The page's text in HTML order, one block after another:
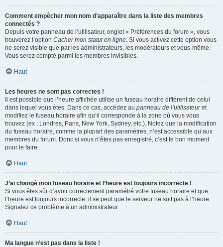
Comment empêcher mon nom d’apparaître dans la liste des membres
connectés ?
Depuis votre panneau de l’utilisateur, onglet « Préférences du forum », vous
trouverez l’option Cacher mon statut en ligne. Si vous activez cette option vous
ne serez visible que par les administrateurs, les modérateurs et vous-même.
Vous serez compté parmi les membres invisibles.
Haut
Les heures ne sont pas correctes !
Il est possible que l’heure affichée utilise un fuseau horaire différent de celui
dans lequel vous êtes. Dans ce cas, accédez au panneau de l’utilisateuret
modifiez le fuseau horaire afin qu’il corresponde à la zone où vous vous
trouvez (ex : Londres, Paris, New York, Sydney, etc.). Notez que la modification
du fuseau horaire, comme la plupart des paramètres, n’est accessible qu’aux
membres du forum. Donc si vous n’êtes pas enregistré, c’est le bon moment
pour le faire.
Haut
J’ai changé mon fuseau horaire et l’heure est toujours incorrecte !
Si vous êtes sûr d’avoir correctement paramétré votre fuseau horaire et que
l’heure est toujours incorrecte, il se peut que le serveur ne soit pas à l’heure.
Signalez ce problème à un administrateur.
Haut
Ma langue n’est pas dans la liste !